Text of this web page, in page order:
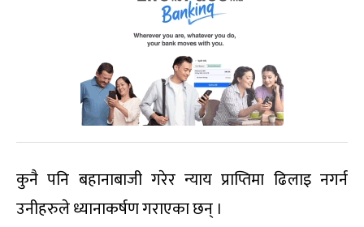
कुनै पनि बहानाबाजी गरेर न्याय प्राप्तिमा ढिलाइ नगर्न
उनीहरुले ध्यानाकर्षण गराएका छन् ।